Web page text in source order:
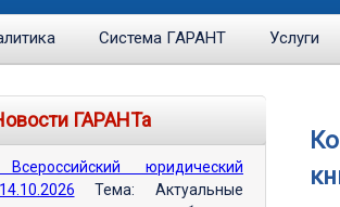
Система ГАРАНТ Услуги
ГАРАНТа
юридический
Тема: Актуальные